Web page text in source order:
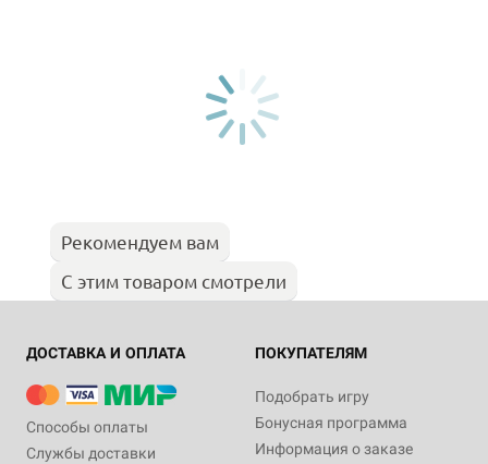
Рекомендуем вам
С этим товаром смотрели
ДОСТАВКА И ОПЛАТА
Способы оплаты
Службы доставки
ПОКУПАТЕЛЯМ
Подобрать игру
Бонусная программа
Информация о заказе